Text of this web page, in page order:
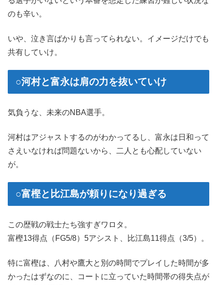
のも辛い。
いや、泣き言ばかりも言ってられない。イメージだけでも
共有していけ。
○河村と富永は肩の力を抜いていけ
気負うな、未来のNBA選手。
河村はアジャストするのがわかってるし、富永は日和って
さえいなければ問題ないから、二人とも心配していない
が。
○富樫と比江島が頼りになり過ぎる
この歴戦の戦士たち強すぎワロタ。
富樫13得点（FG5/8）5アシスト、比江島11得点（3/5）。
特に富樫は、八村や鷹大と別の時間でプレイした時間が多
かったはずなのに、コートに立っていた時間帯の得失点が